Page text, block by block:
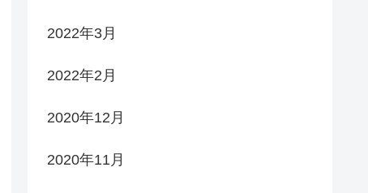
2022年3月
2022年2月
2020年12月
2020年11月